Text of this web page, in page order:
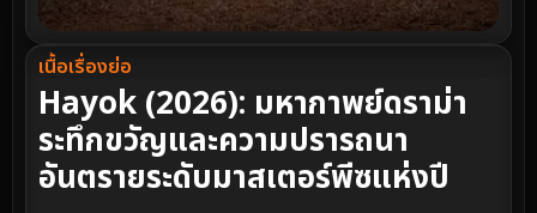
เนื้อเรื่องย่อ
Hayok (2026): มหากาพย์ดราม่า
ระทึกขวัญและความปรารถนา
อันตรายระดับมาสเตอร์พีซแห่งปี